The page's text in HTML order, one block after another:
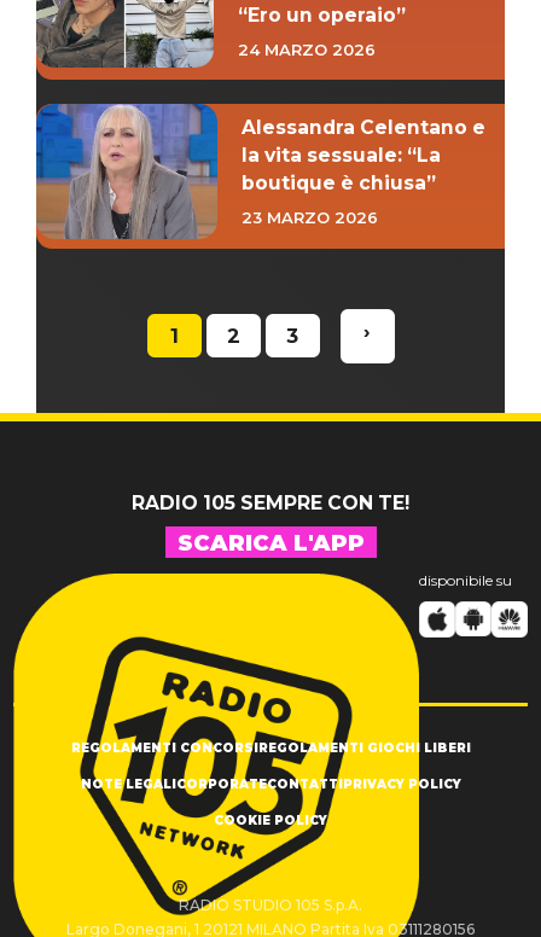
“Ero un operaio”
24 MARZO 2026
Alessandra Celentano e
la vita sessuale: “La
boutique è chiusa”
23 MARZO 2026
1 2 3 ›
RADIO 105 SEMPRE CON TE!
SCARICA L'APP
disponibile su
REGOLAMENTI CONCORSIREGOLAMENTI GIOCHI LIBERI
NOTE LEGALICORPORATECONTATTIPRIVACY POLICY
COOKIE POLICY
RADIO STUDIO 105 S.p.A.
Largo Donegani, 1 20121 MILANO Partita Iva 03111280156